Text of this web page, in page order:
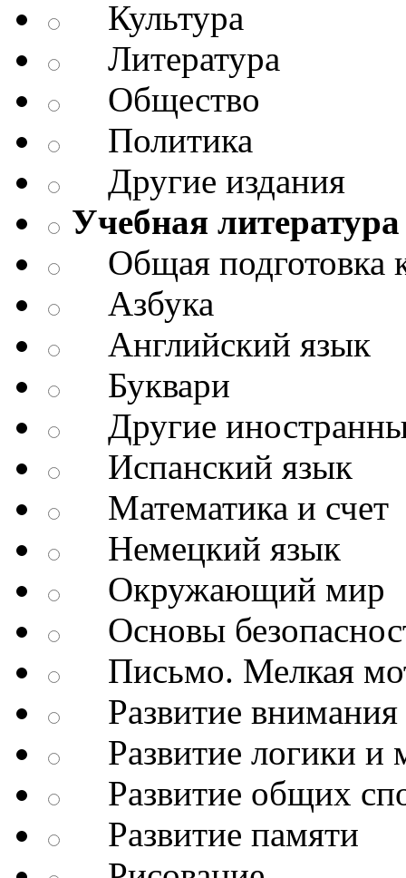
Культура
Литература
Общество
Политика
Другие издания
Учебная
Общая подготовка
Азбука
Английский язык
Буквари
Другие
Испанский язык
Математика и счет
Немецкий язык
Окружающий мир
Основы
Письмо. Мелкая
Развитие
Развитие логики и
Развитие общих
Развитие памяти